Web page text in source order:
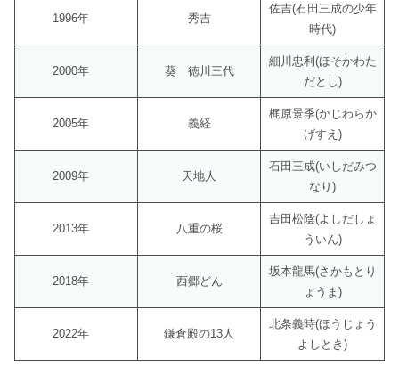
1996年 秀吉
佐吉(石田三成の少年
時代)
2000年 葵 徳川三代
細川忠利(ほそかわた
だとし)
2005年 義経
梶原景季(かじわらか
げすえ)
2009年 天地人
石田三成(いしだみつ
なり)
2013年 八重の桜
吉田松陰(よしだしょ
ういん)
2018年 西郷どん
坂本龍馬(さかもとり
ょうま)
2022年 鎌倉殿の13人
北条義時(ほうじょう
よしとき)